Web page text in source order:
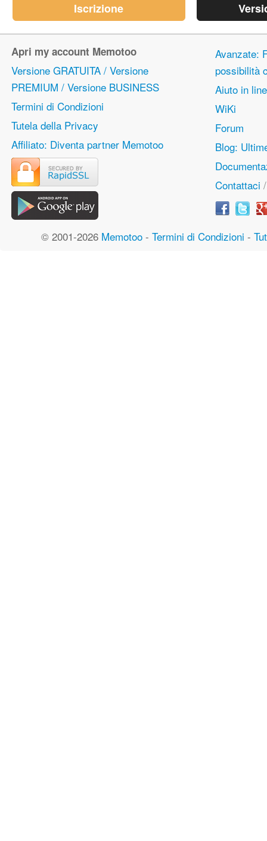
Iscrizione
Apri my account Memotoo
Versione GRATUITA / Versione
PREMIUM / Versione BUSINESS
Termini di Condizioni
Tutela della Privacy
Affiliato: Diventa partner Memotoo
Avanzate:
possibilità
Aiuto in
WiKi
Forum
Blog:
Contattaci
© 2001-2026 Memotoo- Termini di Condizioni -